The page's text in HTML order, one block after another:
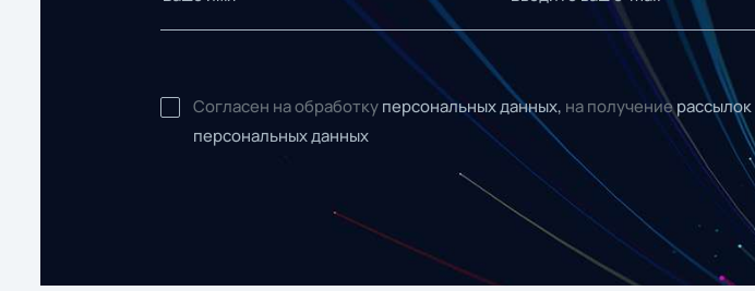
Согласен на обработку персональных данных, на получениерассылок
персональных данных